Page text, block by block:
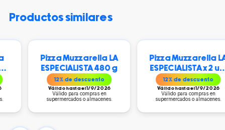
productos similares
Pizza Muzzarella LA
ESPECIALISTA 480 g
12% de descuento
Válido hasta el 1/9/2026
Válido para compras en
supermercados o almacenes.
Pizza Muzzarella LA
ESPECIALISTA x 2 un.
960 g
12% de descuento
Válido hasta el 1/9/2026
Válido para compras en
supermercados o almacenes.